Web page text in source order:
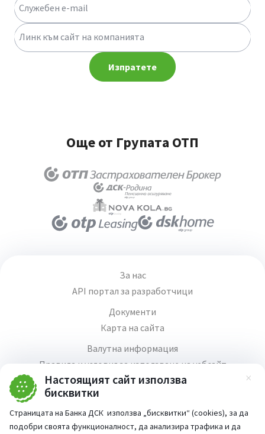
Настоящият сайт използва
бисквитки
Страницата на Банка ДСК използва „бисквитки“ (cookies), за да
подобри своята функционалност, да анализира трафика и да
Служебен e-mail
Линк към сайт на компанията
Изпратете
Още от Групата ОТП
За нас
API портал за разработчици
Документи
Карта на сайта
Валутна информация
Правила и условия за използване на уебсайт
Медия център